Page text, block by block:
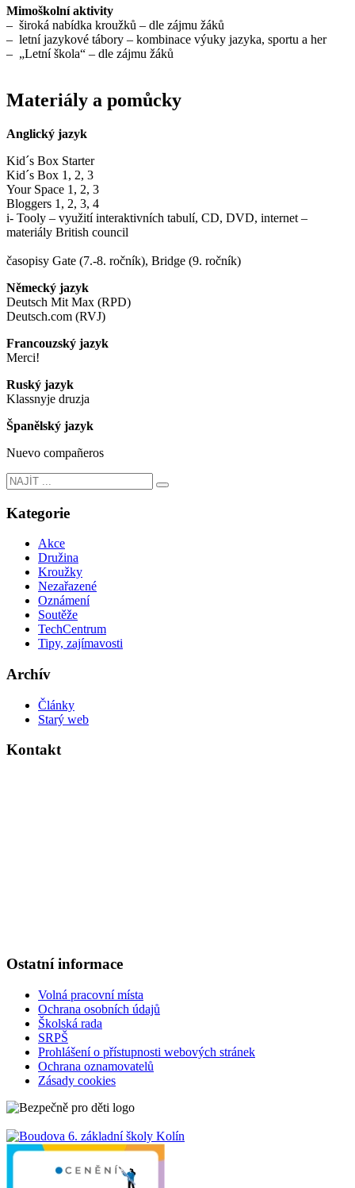
Mimoškolní aktivity
– široká nabídka kroužků – dle zájmu žáků
– letní jazykové tábory – kombinace výuky jazyka, sportu a her
– „Letní škola“ – dle zájmu žáků
Materiály a pomůcky
Anglický jazyk
Kid´s Box Starter
Kid´s Box 1, 2, 3
Your Space 1, 2, 3
Bloggers 1, 2, 3, 4
i- Tooly – využití interaktivních tabulí, CD, DVD, internet –
materiály British council
časopisy Gate (7.-8. ročník), Bridge (9. ročník)
Německý jazyk
Deutsch Mit Max (RPD)
Deutsch.com (RVJ)
Francouzský jazyk
Merci!
Ruský jazyk
Klassnyje druzja
Španělský jazyk
Nuevo compañeros
Kategorie
Akce
Družina
Kroužky
Nezařazené
Oznámení
Soutěže
TechCentrum
Tipy, zajímavosti
Archív
Články
Starý web
Kontakt
Ostatní informace
Volná pracovní místa
Ochrana osobních údajů
Školská rada
SRPŠ
Prohlášení o přístupnosti webových stránek
Ochrana oznamovatelů
Zásady cookies